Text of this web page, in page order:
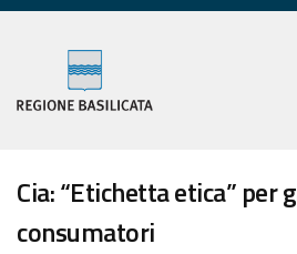
Cia: “Etichetta etica” per
consumatori